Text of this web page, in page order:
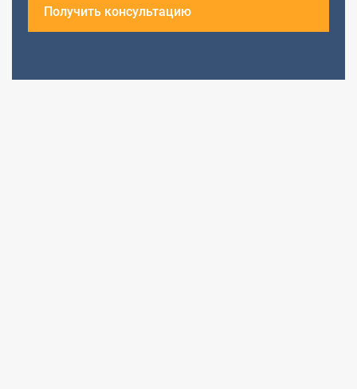
Получить консультацию